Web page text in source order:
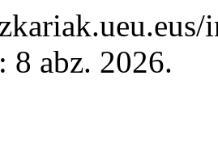
8 abz. 2026.